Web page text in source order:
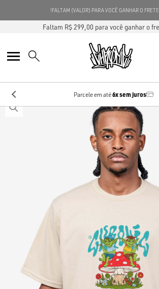
GANHE 5% OFF NA SUA PRIMEIRA COMPRAUSE O CUPOM
Faltam R$ 299,00 para você ganhar o
Parcele em até6x sem juros